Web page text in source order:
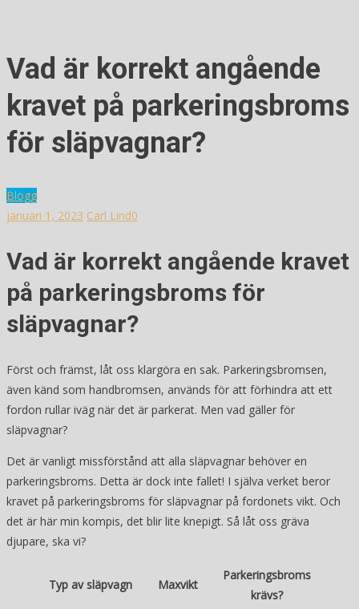
Vad är korrekt angående
kravet på parkeringsbroms
för släpvagnar?
Blogg
januari 1, 2023 Carl Lind0
Vad är korrekt angående kravet
på parkeringsbroms för
släpvagnar?
Först och främst, låt oss klargöra en sak. Parkeringsbromsen,
även känd som handbromsen, används för att förhindra att ett
fordon rullar iväg när det är parkerat. Men vad gäller för
släpvagnar?
Det är vanligt missförstånd att alla släpvagnar behöver en
parkeringsbroms. Detta är dock inte fallet! I själva verket beror
kravet på parkeringsbroms för släpvagnar på fordonets vikt. Och
det är här min kompis, det blir lite knepigt. Så låt oss gräva
djupare, ska vi?
Typ av släpvagn Maxvikt
Parkeringsbroms
krävs?